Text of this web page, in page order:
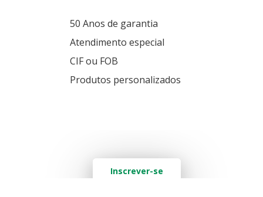
50 Anos de garantia
Atendimento especial
CIF ou FOB
Produtos personalizados
Inscrever-se